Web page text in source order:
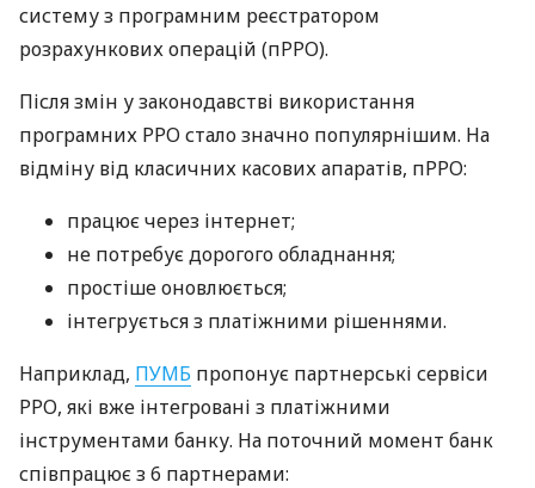
систему з програмним реєстратором
розрахункових операцій (пРРО).
Після змін у законодавстві використання
програмних РРО стало значно популярнішим. На
відміну від класичних касових апаратів, пРРО:
працює через інтернет;
не потребує дорогого обладнання;
простіше оновлюється;
інтегрується з платіжними рішеннями.
Наприклад, ПУМБ пропонує партнерські сервіси
РРО, які вже інтегровані з платіжними
інструментами банку. На поточний момент банк
співпрацює з 6 партнерами: